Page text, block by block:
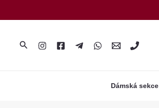
na
Hledat
Dámská sekce